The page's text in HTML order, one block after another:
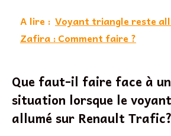
A lire : Voyant triangle reste
Zafira : Comment faire ?
Que faut-il faire face à
situation lorsque le
allumé sur Renault Trafic?